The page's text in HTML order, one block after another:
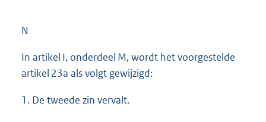
N
In artikel I, onderdeel M, wordt het voorgestelde
artikel 23a als volgt gewijzigd:
1. De tweede zin vervalt.